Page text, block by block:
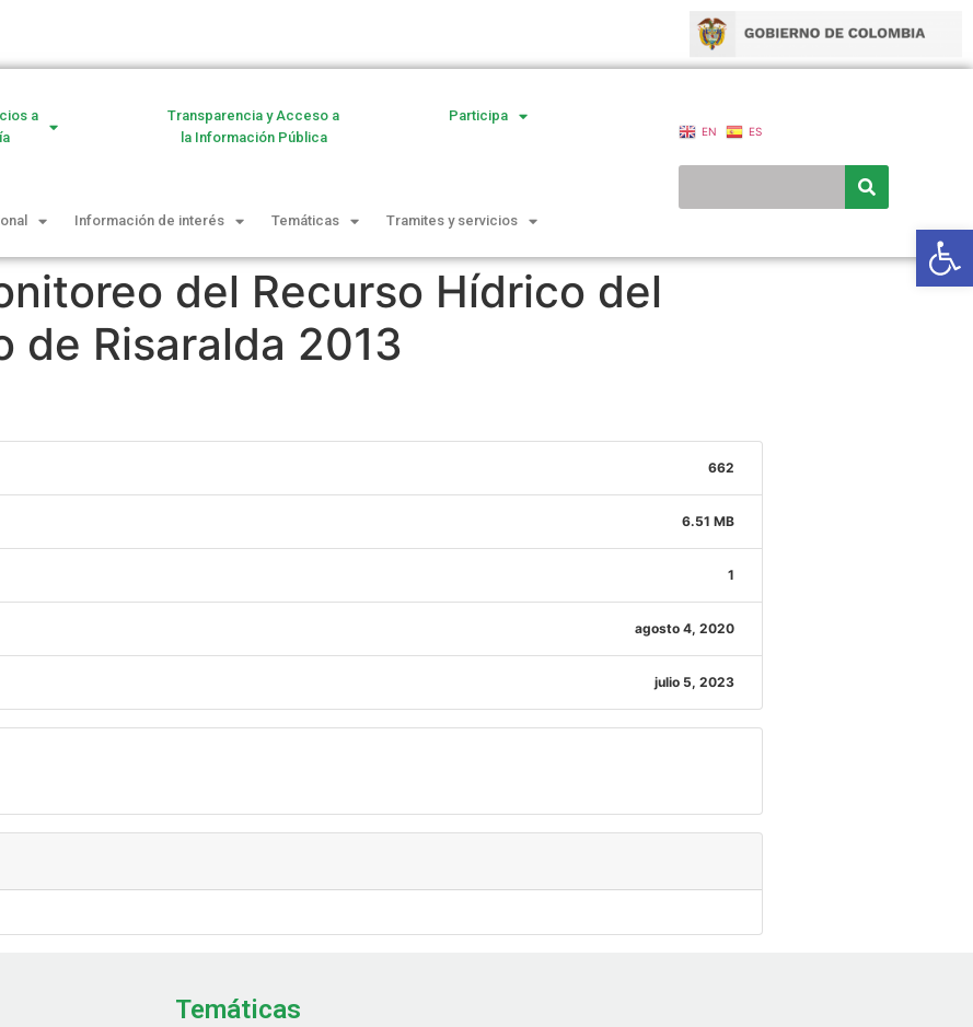
a
Transparencia y Acceso a
la Información Pública
Participa
Información de interés Temáticas Tramites y servicios
EN ES
del Recurso Hídrico del
de Risaralda 2013
662
6.51 MB
1
agosto 4, 2020
julio 5, 2023
Temáticas